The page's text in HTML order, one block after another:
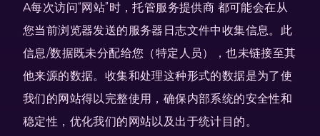
A每次访问“网站”时，托管服务提供商 都可能会在从
您当前浏览器发送的服务器日志文件中收集信息。此
信息/数据既未分配给您（特定人员），也未链接至其
他来源的数据。收集和处理这种形式的数据是为了使
我们的网站得以完整使用，确保内部系统的安全性和
稳定性，优化我们的网站以及出于统计目的。